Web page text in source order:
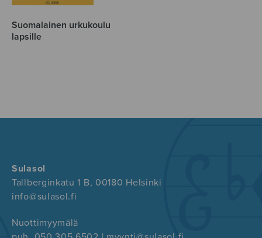
Suomalainen urkukoulu
lapsille
Sulasol
Tallberginkatu 1 B, 00180 Helsinki
info@sulasol.fi
Nuottimyymälä